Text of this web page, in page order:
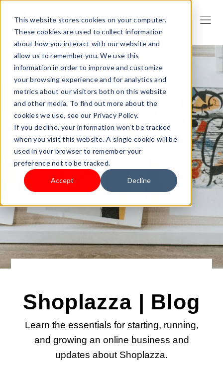
This website stores cookies on your computer.
These cookies are used to collect information
about how you interact with our website and
allow us to remember you. We use this
information in order to improve and customize
your browsing experience and for analytics and
metrics about our visitors both on this website
and other media. To find out more about the
cookies we use, see our Privacy Policy.
If you decline, your information won’t be tracked
when you visit this website. A single cookie will be
used in your browser to remember your
preference not to be tracked.
Accept Decline
Shoplazza | Blog
Learn the essentials for starting, running,
and growing an online business and
updates about Shoplazza.